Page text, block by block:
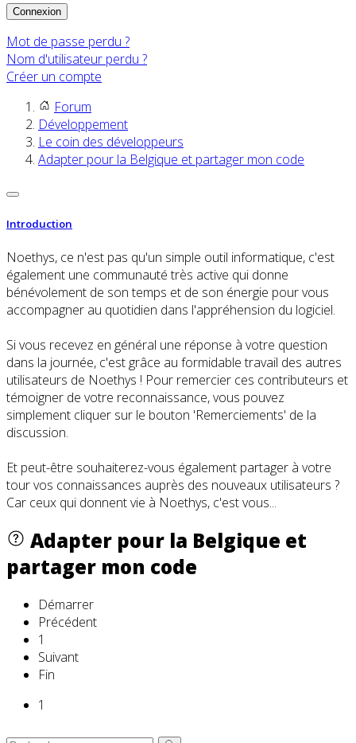
Connexion
Mot de passe perdu ?
Nom d'utilisateur perdu ?
Créer un compte
Forum
Développement
Le coin des développeurs
Adapter pour la Belgique et partager mon code
Introduction
Noethys, ce n'est pas qu'un simple outil informatique, c'est
également une communauté très active qui donne
bénévolement de son temps et de son énergie pour vous
accompagner au quotidien dans l'appréhension du logiciel.
Si vous recevez en général une réponse à votre question
dans la journée, c'est grâce au formidable travail des autres
utilisateurs de Noethys ! Pour remercier ces contributeurs et
témoigner de votre reconnaissance, vous pouvez
simplement cliquer sur le bouton 'Remerciements' de la
discussion.
Et peut-être souhaiterez-vous également partager à votre
tour vos connaissances auprès des nouveaux utilisateurs ?
Car ceux qui donnent vie à Noethys, c'est vous...
Adapter pour la Belgique et
partager mon code
Démarrer
Précédent
1
Suivant
Fin
1